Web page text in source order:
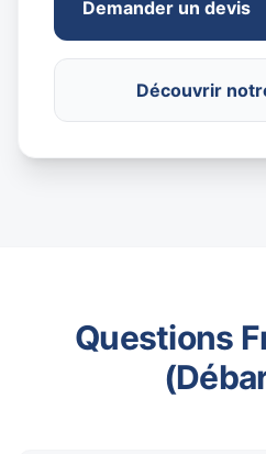
Demander un devis
Découvrir
Questions